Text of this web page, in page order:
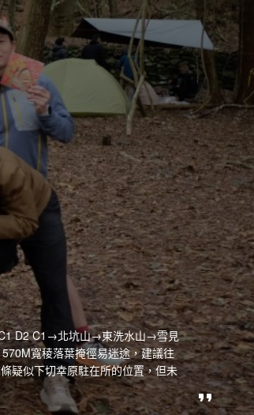
D2 C1→北坑山→東洗水山→雪見
寬稜落葉掩徑易迷途，建議往
疑似下切幸原駐在所的位置，但未